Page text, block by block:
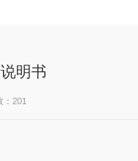
明书
：201